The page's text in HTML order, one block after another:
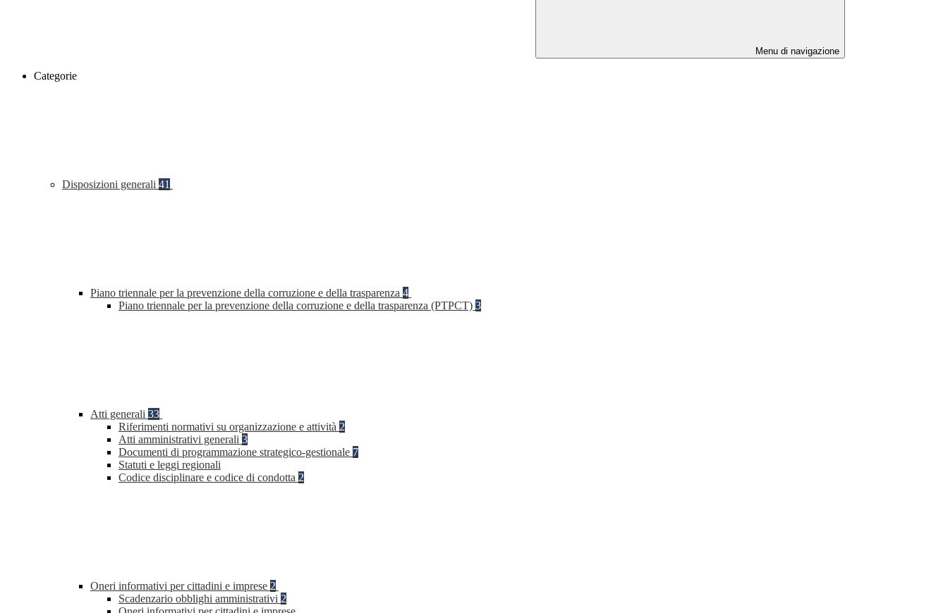
Menu di navigazione
Categorie
Disposizioni generali 41
Piano triennale per la prevenzione della corruzione e della trasparenza 4
Piano triennale per la prevenzione della corruzione e della trasparenza (PTPCT) 3
Atti generali 33
Riferimenti normativi su organizzazione e attività 2
Atti amministrativi generali 3
Documenti di programmazione strategico-gestionale 7
Statuti e leggi regionali
Codice disciplinare e codice di condotta 2
Oneri informativi per cittadini e imprese 2
Scadenzario obblighi amministrativi 2